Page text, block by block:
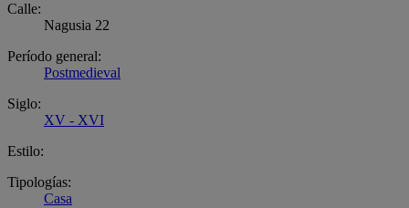
Calle:
Nagusia 22
Período general:
Postmedieval
Siglo:
XV - XVI
Estilo:
Tipologías:
Casa